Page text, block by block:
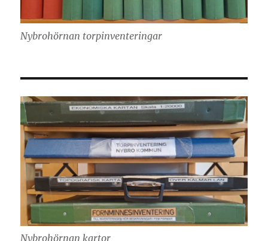
Nybrohörnan torpinventeringar
Nybrohörnan kartor